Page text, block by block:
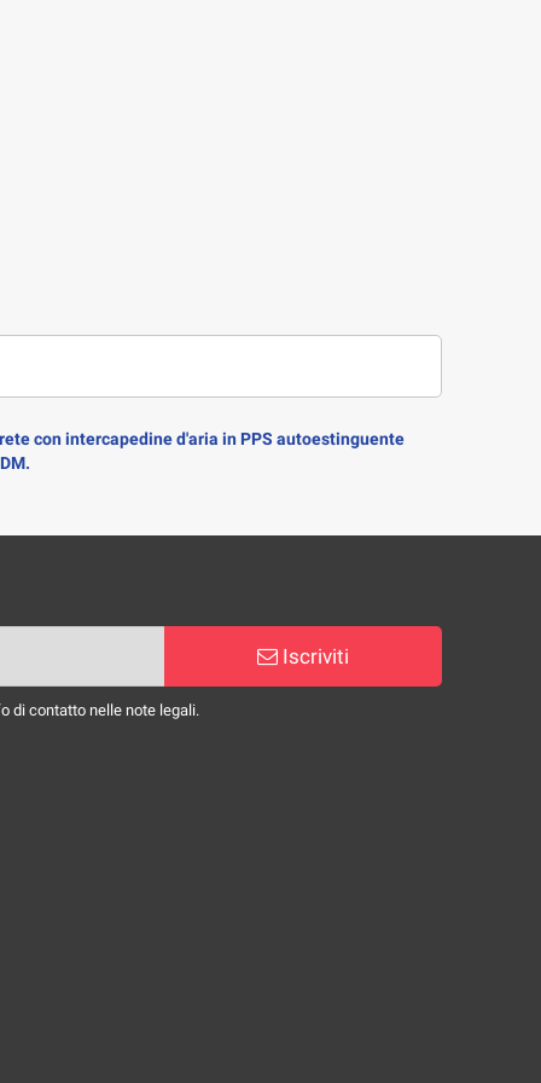
con intercapedine d'aria in PPS autoestinguente
Iscriviti
di contatto nelle note legali.